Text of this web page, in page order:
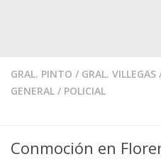
GRAL. PINTO / GRAL. VILLEGAS
GENERAL / POLICIAL
Conmoción en